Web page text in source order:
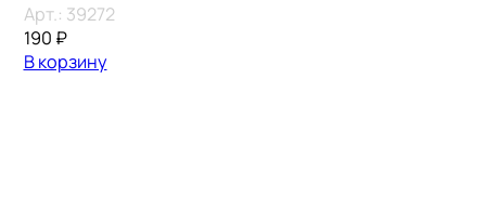
Арт.: 39272
190 ₽
В корзину